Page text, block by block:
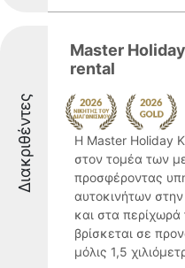
Διακριθέντες
Master
rental
Η Master Holiday
στον τομέα των
προσφέροντας
αυτοκινήτων
και στα περίχωρά
βρίσκεται σε
μόλις 1,5